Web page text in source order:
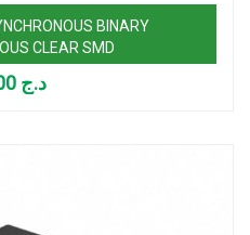
BINARY
CLEAR SMD
د.ج